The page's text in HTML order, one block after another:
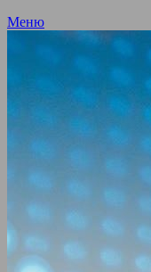
Меню